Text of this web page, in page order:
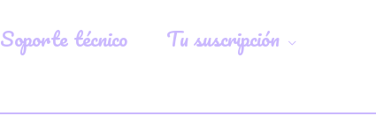
Soporte técnico
Tu suscripción